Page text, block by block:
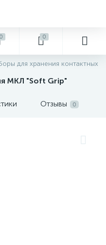
0 0
для хранения контактных
МКЛ "Soft Grip"
Отзывы 0